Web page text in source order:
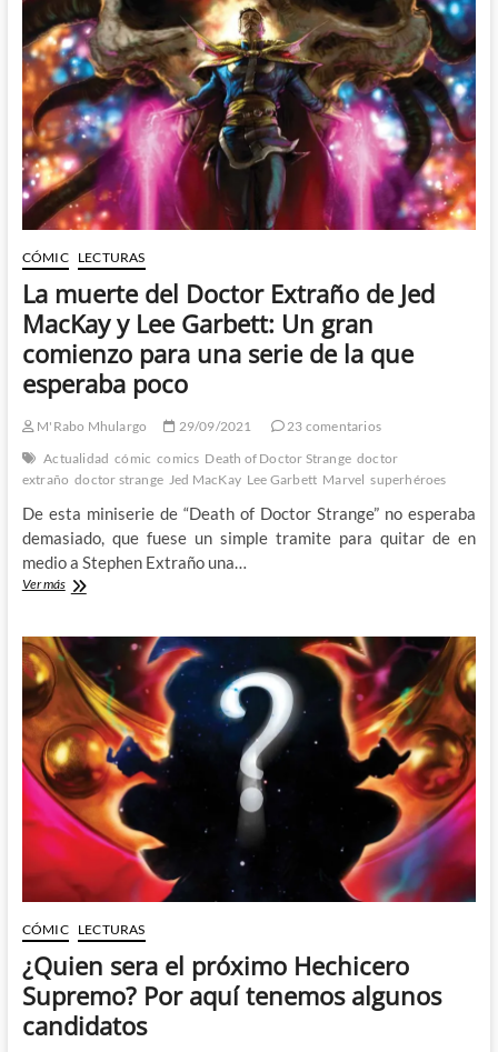
Morir
para
haber
amado
CÓMIC LECTURAS
La muerte del Doctor Extraño de Jed
MacKay y Lee Garbett: Un gran
comienzo para una serie de la que
esperaba poco
M'Rabo Mhulargo 29/09/2021
23 comentarios
Actualidad cómic comics Death of Doctor Strange doctor
extraño doctor strange Jed MacKay Lee Garbett Marvel superhéroes
De esta miniserie de “Death of Doctor Strange” no esperaba
demasiado, que fuese un simple tramite para quitar de en
medio a Stephen Extraño una…
Ver másLa
Doctor
Extraño
de
Jed
MacKay
y
Lee
Garbett:
Un
gran
comienzo
para
una
serie
de
la
que
poco
CÓMIC LECTURAS
¿Quien sera el próximo Hechicero
Supremo? Por aquí tenemos algunos
candidatos